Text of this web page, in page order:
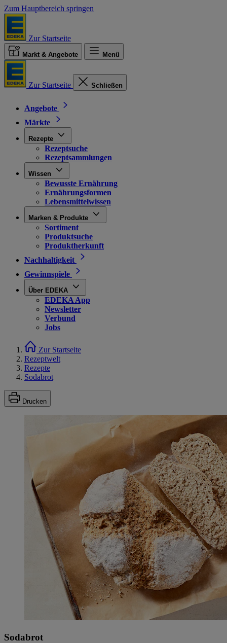
Zum Hauptbereich springen
Zur Startseite
Markt & Angebote Menü
Zur Startseite Schließen
Angebote
Märkte
Rezepte
Rezeptsuche
Rezeptsammlungen
Wissen
Bewusste Ernährung
Ernährungsformen
Lebensmittelwissen
Marken & Produkte
Sortiment
Produktsuche
Produktherkunft
Nachhaltigkeit
Gewinnspiele
Über EDEKA
EDEKA App
Newsletter
Verbund
Jobs
Zur Startseite
Rezeptwelt
Rezepte
Sodabrot
Drucken
Sodabrot